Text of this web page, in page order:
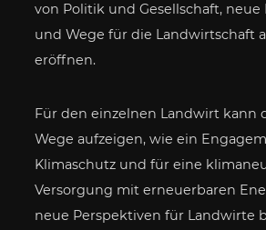
von Politik und Gesellschaft, neue
und Wege für die Landwirtschaft
eröffnen.
Für den einzelnen Landwirt kann
Wege aufzeigen, wie ein
Klimaschutz und für eine
Versorgung mit erneuerbaren
neue Perspektiven für Landwirte